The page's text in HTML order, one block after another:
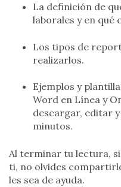
La definición de
laborales y en qué
Los tipos de
realizarlos.
Ejemplos y
Word en Línea y
descargar, editar
minutos.
Al terminar tu lectura,
ti, no olvides
les sea de ayuda.